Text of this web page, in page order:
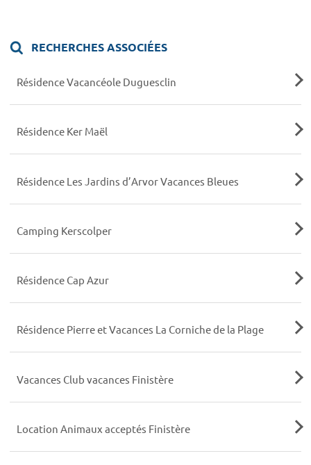
RECHERCHES ASSOCIÉES
Résidence Vacancéole Duguesclin
Résidence Ker Maël
Résidence Les Jardins d’Arvor Vacances Bleues
Camping Kerscolper
Résidence Cap Azur
Résidence Pierre et Vacances La Corniche de la Plage
Vacances Club vacances Finistère
Location Animaux acceptés Finistère